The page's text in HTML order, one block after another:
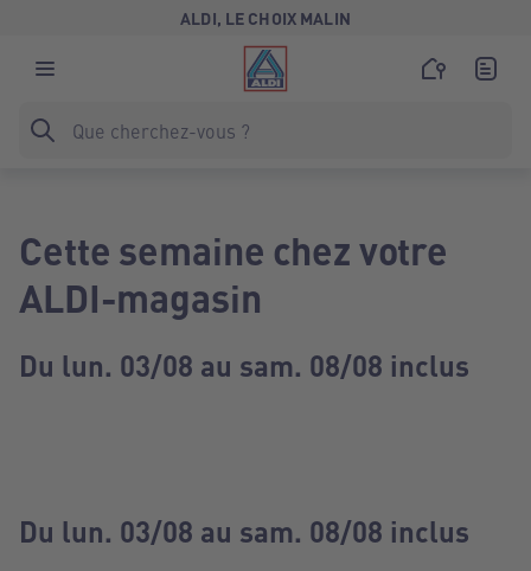
ALDI, LE CHOIX MALIN
Cette semaine chez votre
ALDI-magasin
Du lun. 03/08 au sam. 08/08 inclus
Du lun. 03/08 au sam. 08/08 inclus